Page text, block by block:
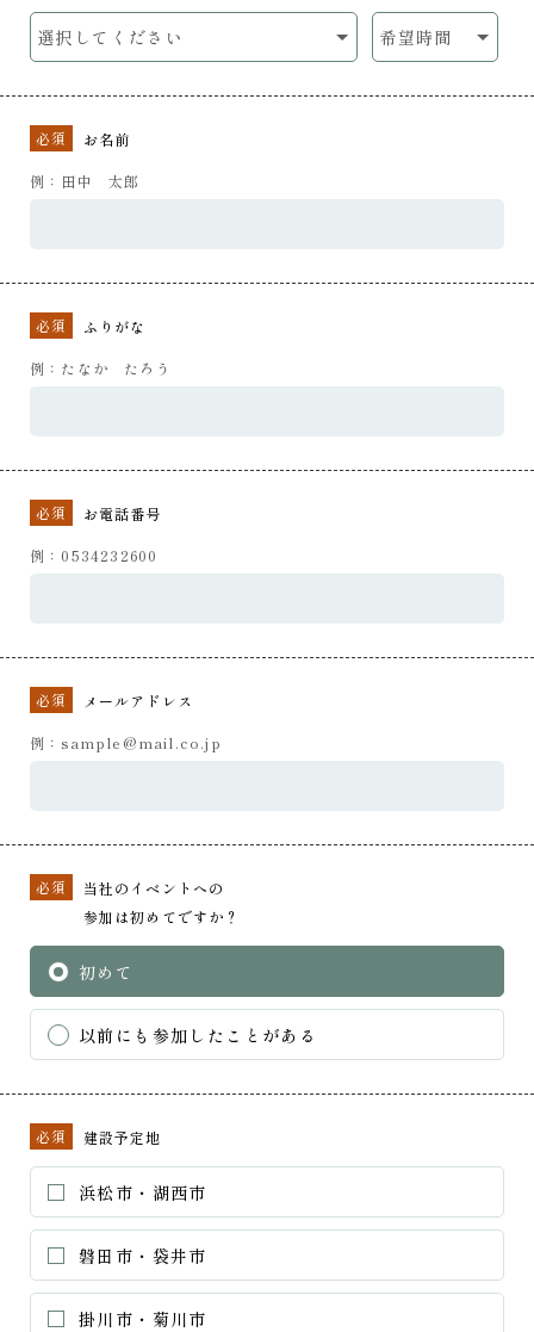
必須 お名前
例：田中 太郎
必須 ふりがな
例：たなか たろう
必須 お電話番号
例：0534232600
必須 メールアドレス
例：sample@mail.co.jp
必須
当社のイベントへの
参加は初めてですか？
初めて
以前にも参加したことがある
必須 建設予定地
浜松市・湖西市
磐田市・袋井市
掛川市・菊川市